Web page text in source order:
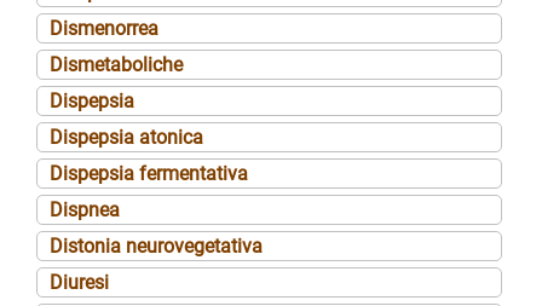
Dismenorrea
Dismetaboliche
Dispepsia
Dispepsia atonica
Dispepsia fermentativa
Dispnea
Distonia neurovegetativa
Diuresi